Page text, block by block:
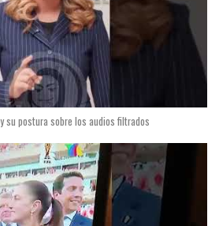
su postura sobre los audios filtrados